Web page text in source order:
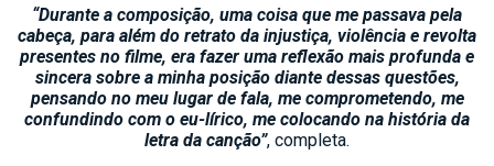
“Durante a composição, uma coisa que me passava pela
cabeça, para além do retrato da injustiça, violência e revolta
presentes no filme, era fazer uma reflexão mais profunda e
sincera sobre a minha posição diante dessas questões,
pensando no meu lugar de fala, me comprometendo, me
confundindo com o eu-lírico, me colocando na história da
letra da canção”, completa.